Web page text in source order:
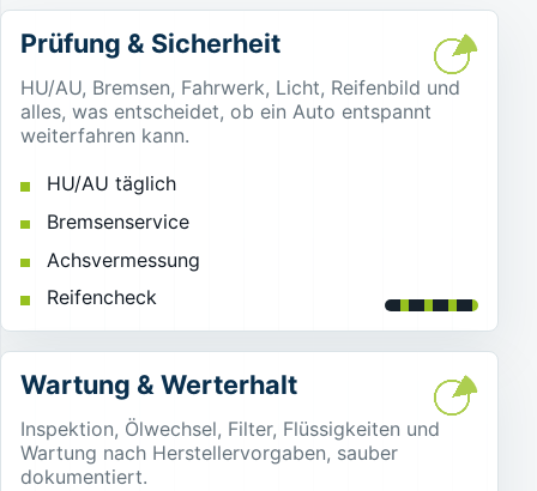
Prüfung & Sicherheit
HU/AU, Bremsen, Fahrwerk, Licht, Reifenbild und
alles, was entscheidet, ob ein Auto entspannt
weiterfahren kann.
HU/AU täglich
Bremsenservice
Achsvermessung
Reifencheck
Wartung & Werterhalt
Inspektion, Ölwechsel, Filter, Flüssigkeiten und
Wartung nach Herstellervorgaben, sauber
dokumentiert.